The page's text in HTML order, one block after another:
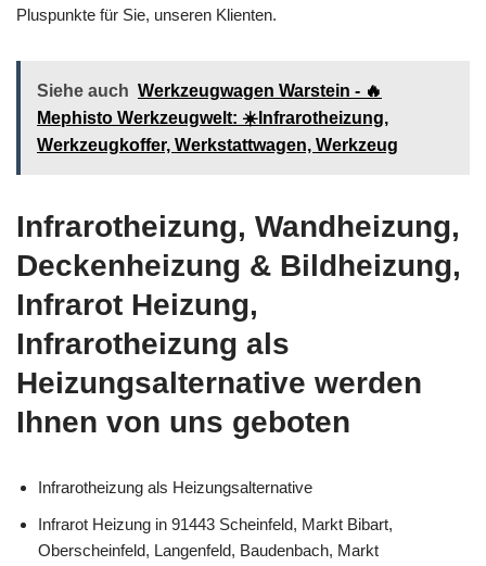
Pluspunkte für Sie, unseren Klienten.
Siehe auch Werkzeugwagen Warstein - 🔥
Mephisto Werkzeugwelt: ☀️Infrarotheizung,
Werkzeugkoffer, Werkstattwagen, Werkzeug
Infrarotheizung, Wandheizung,
Deckenheizung & Bildheizung,
Infrarot Heizung,
Infrarotheizung als
Heizungsalternative werden
Ihnen von uns geboten
Infrarotheizung als Heizungsalternative
Infrarot Heizung in 91443 Scheinfeld, Markt Bibart,
Oberscheinfeld, Langenfeld, Baudenbach, Markt